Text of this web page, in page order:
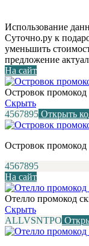
Использование
Суточно.ру к
уменьшить
предложение
На сайт
Островок промокод
Скрыть
4567895 Открыть
Островок промокод
4567895
На сайт
Отелло промокод
Скрыть
ALLVSNTPO